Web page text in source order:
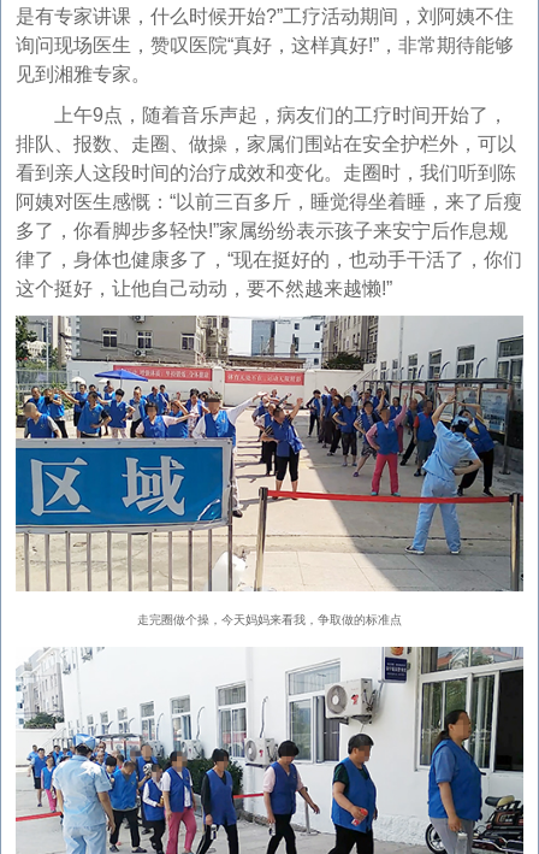
是有专家讲课，什么时候开始?”工疗活动期间，刘阿姨不住
询问现场医生，赞叹医院“真好，这样真好!”，非常期待能够
见到湘雅专家。
上午9点，随着音乐声起，病友们的工疗时间开始了，
排队、报数、走圈、做操，家属们围站在安全护栏外，可以
看到亲人这段时间的治疗成效和变化。走圈时，我们听到陈
阿姨对医生感慨：“以前三百多斤，睡觉得坐着睡，来了后瘦
多了，你看脚步多轻快!”家属纷纷表示孩子来安宁后作息规
律了，身体也健康多了，“现在挺好的，也动手干活了，你们
这个挺好，让他自己动动，要不然越来越懒!”
走完圈做个操，今天妈妈来看我，争取做的标准点